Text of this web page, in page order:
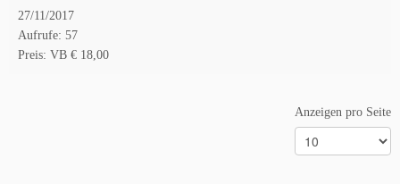
27/11/2017
Aufrufe: 57
Preis: VB € 18,00
Anzeigen pro Seite